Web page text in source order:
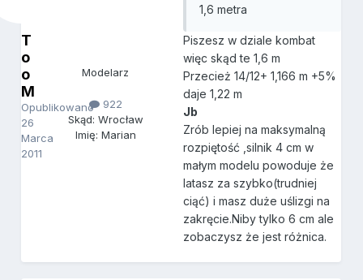
T
o
o
M
Opublikowano
26
Marca
2011
Modelarz
922
Skąd: Wrocław
Imię: Marian
1,6 metra
Piszesz w dziale kombat
więc skąd te 1,6 m
Przecież 14/12+ 1,166 m +5%
daje 1,22 m
Jb
Zrób lepiej na maksymalną
rozpiętość ,silnik 4 cm w
małym modelu powoduje że
latasz za szybko(trudniej
ciąć) i masz duże uślizgi na
zakręcie.Niby tylko 6 cm ale
zobaczysz że jest różnica.